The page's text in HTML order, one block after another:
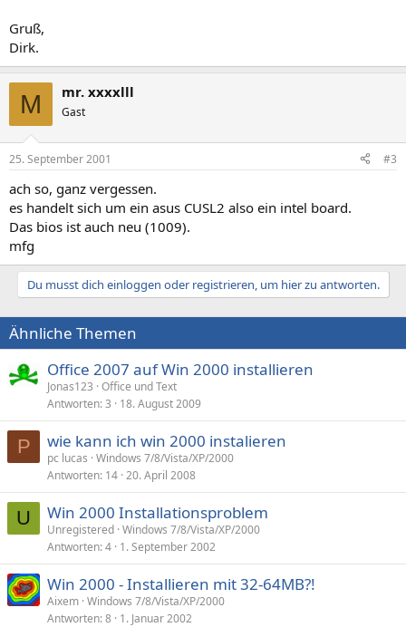
Gruß,
Dirk.
M mr. xxxxlll
Gast
25. September 2001 #3
ach so, ganz vergessen.
es handelt sich um ein asus CUSL2 also ein intel board.
Das bios ist auch neu (1009).
mfg
Du musst dich einloggen oder registrieren, um hier zu antworten.
Ähnliche Themen
Office 2007 auf Win 2000 installieren
Jonas123 Office und Text
Antworten 3 18. August 2009
P wie kann ich win 2000 instalieren
pc lucas Windows 7/8/Vista/XP/2000
Antworten 14 20. April 2008
U Win 2000 Installationsproblem
Unregistered Windows 7/8/Vista/XP/2000
Antworten 4 1. September 2002
Win 2000 - Installieren mit 32-64MB?!
Aixem Windows 7/8/Vista/XP/2000
Antworten 8 1. Januar 2002